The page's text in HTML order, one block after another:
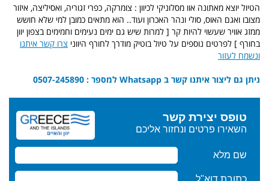
הטיול יוצא מאתונה אוו מסלוניקי לכיוון : צומרקה, כפרי זגוריה, ואסיליצה, איזור
מצובו ואגם האוס, סולי ונהר האכרון ועוד.. הוא מתאים כמובן למי שלא חושש
ממזג אוויר שעשוי להיות קר [ למרות שיש גם ימים נעימים וחמימים בצפון יוון
בחורף ] לפרטים נוספים על טיול בוטיק מודרך לחורף היווני צרו קשר איתנו
ונשמח לעזור
ניתן גם ליצור איתנו קשר ב Whatsapp למספר : 0507-245890